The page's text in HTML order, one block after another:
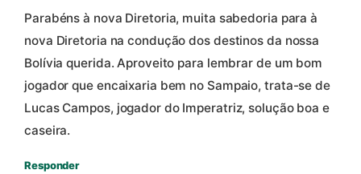
Parabéns à nova Diretoria, muita sabedoria para à
nova Diretoria na condução dos destinos da nossa
Bolívia querida. Aproveito para lembrar de um bom
jogador que encaixaria bem no Sampaio, trata-se de
Lucas Campos, jogador do Imperatriz, solução boa e
caseira.
Responder